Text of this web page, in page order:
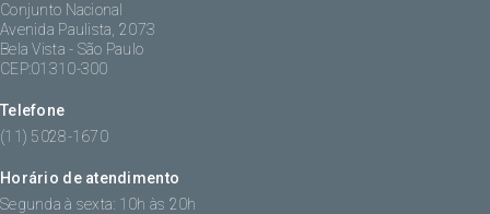
Conjunto Nacional
Avenida Paulista, 2073
Bela Vista - São Paulo
CEP:01310-300
Telefone
(11) 5028-1670
Horário de atendimento
Segunda à sexta: 10h às 20h